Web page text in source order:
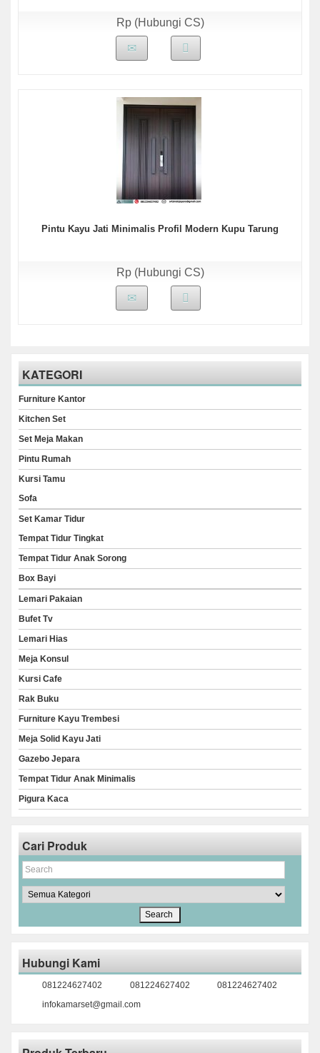
Rp (Hubungi CS)
Pintu Kayu Jati Minimalis Profil Modern Kupu Tarung
Rp (Hubungi CS)
KATEGORI
Furniture Kantor
Kitchen Set
Set Meja Makan
Pintu Rumah
Kursi Tamu
Sofa
Set Kamar Tidur
Tempat Tidur Tingkat
Tempat Tidur Anak Sorong
Box Bayi
Lemari Pakaian
Bufet Tv
Lemari Hias
Meja Konsul
Kursi Cafe
Rak Buku
Furniture Kayu Trembesi
Meja Solid Kayu Jati
Gazebo Jepara
Tempat Tidur Anak Minimalis
Pigura Kaca
Cari Produk
Hubungi Kami
081224627402 081224627402
081224627402
infokamarset@gmail.com